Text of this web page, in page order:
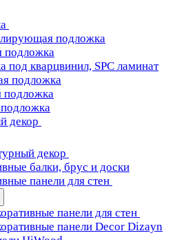
подложка
подложка
под кварцвинил, SPC ламинат
подложка
подложка
декор
декор
балки, брус и доски
панели для стен
панели для стен
панели Decor Dizayn